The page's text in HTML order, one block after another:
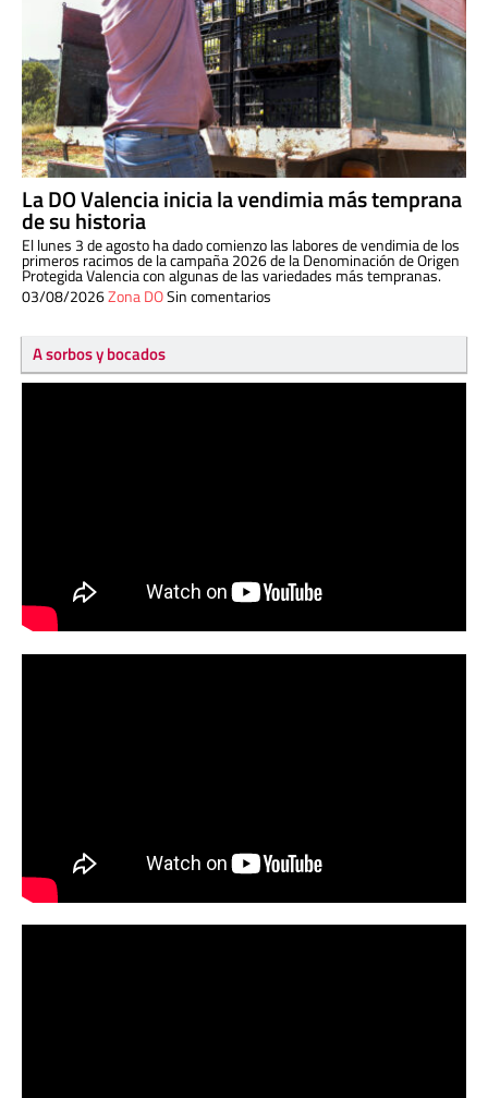
La DO Valencia inicia la vendimia más temprana
de su historia
El lunes 3 de agosto ha dado comienzo las labores de vendimia de los
primeros racimos de la campaña 2026 de la Denominación de Origen
Protegida Valencia con algunas de las variedades más tempranas.
03/08/2026Zona DOSin comentarios
A sorbos y bocados